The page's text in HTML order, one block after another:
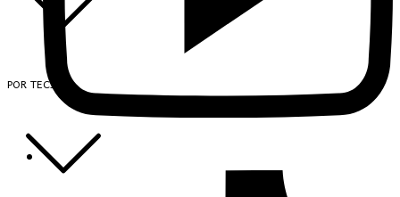
POR TECIDO